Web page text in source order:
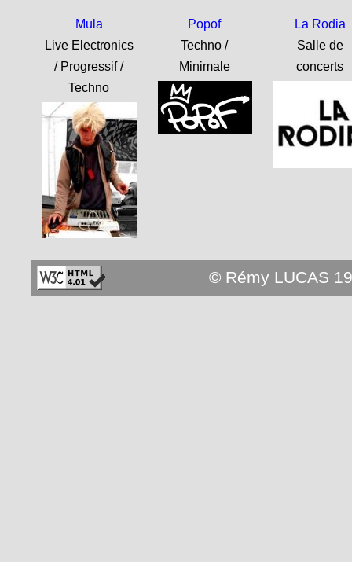
Mula
Live Electronics
/ Progressif /
Techno
Popof
Techno /
Minimale
La Rodia
Salle de
concerts
© Rémy LUCAS